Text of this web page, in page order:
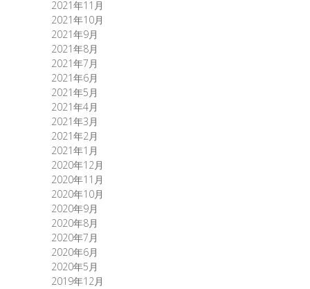
2021年11月
2021年10月
2021年9月
2021年8月
2021年7月
2021年6月
2021年5月
2021年4月
2021年3月
2021年2月
2021年1月
2020年12月
2020年11月
2020年10月
2020年9月
2020年8月
2020年7月
2020年6月
2020年5月
2019年12月